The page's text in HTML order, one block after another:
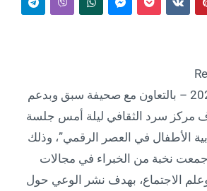
الرياض، 23 أبريل 2025 – بالتعاون مع صحيفة سبق وبدعم
مركز سرد الثقافي ليلة أمس جلسة
الأطفال في العصر الرقمي”، وذلك
نخبة من الخبراء في مجالات
الاجتماع، بهدف نشر الوعي حول